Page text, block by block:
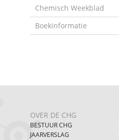
Chemisch Weekblad
Boekinformatie
OVER DE CHG
BESTUUR CHG
JAARVERSLAG